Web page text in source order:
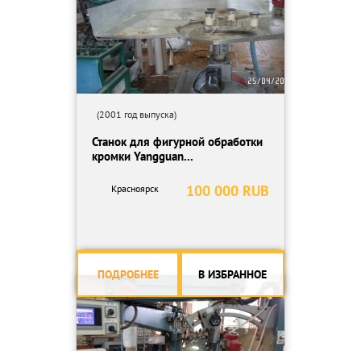
(2001 год выпуска)
Станок для фигурной обработки
кромки Yangguan...
100 000 RUB
Красноярск
ПОДРОБНЕЕ В ИЗБРАННОЕ